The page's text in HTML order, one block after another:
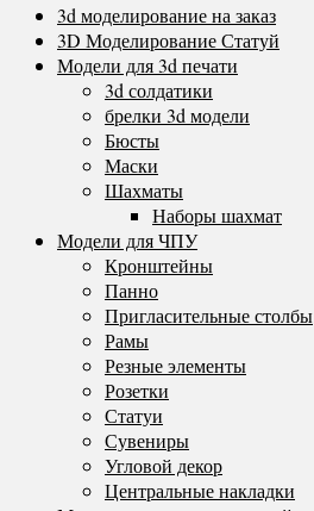
3d моделирование на заказ
3D Моделирование Статуй
Модели для 3d печати
3d солдатики
брелки 3d модели
Бюсты
Маски
Шахматы
Наборы шахмат
Модели для ЧПУ
Кронштейны
Панно
Пригласительные столбы
Рамы
Резные элементы
Розетки
Статуи
Сувениры
Угловой декор
Центральные накладки